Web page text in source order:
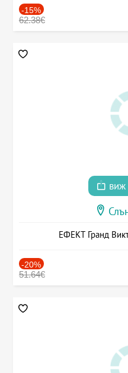
-15%
62.38€
виж
ЕФЕКТ Гранд
-20%
51.64€